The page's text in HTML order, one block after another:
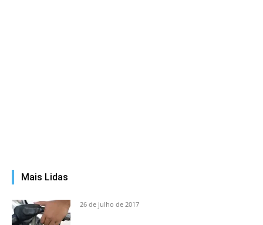
Mais Lidas
26 de julho de 2017